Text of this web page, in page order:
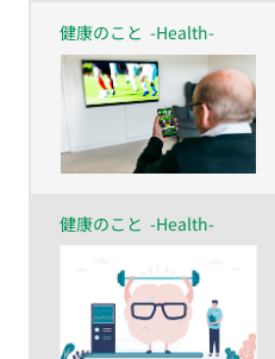
健康のこと -Health-
健康のこと -Health-